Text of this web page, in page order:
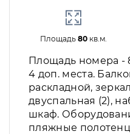
Площадь 80кв.м.
Площадь номера -
4 доп. места.
раскладной,
двуспальная (2),
шкаф.
пляжные